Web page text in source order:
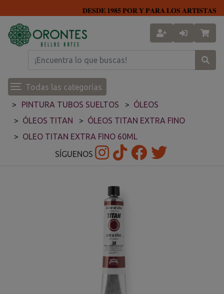
𝐃𝐄𝐒𝐃𝐄 𝟏𝟗𝟖𝟓 𝐏𝐎𝐑 𝐘 𝐏𝐀𝐑𝐀 𝐋𝐎𝐒 𝐀𝐑𝐓𝐈𝐒𝐓𝐀𝐒
Todas las categorías
PINTURA TUBOS SUELTOS
ÓLEOS
ÓLEOS TITAN
ÓLEOS TITAN EXTRA FINO
OLEO TITAN EXTRA FINO 60ML
SÍGUENOS